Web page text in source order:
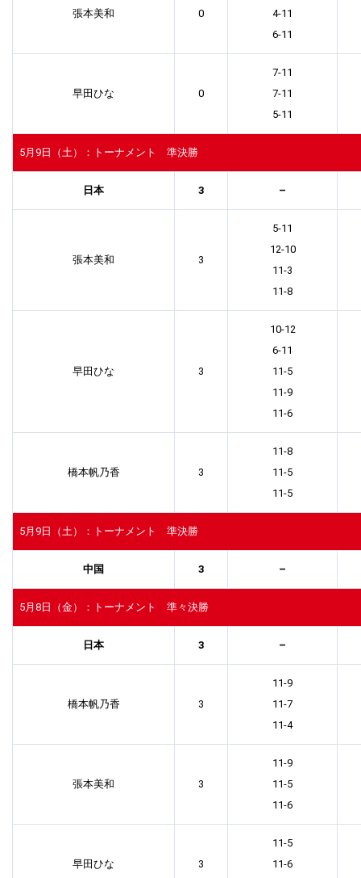
張本美和 0
4-11
6-11
早田ひな 0
7-11
7-11
5-11
5月9日（土）：トーナメント 準決勝
日本 3 –
張本美和 3
5-11
12-10
11-3
11-8
早田ひな 3
10-12
6-11
11-5
11-9
11-6
橋本帆乃香 3
11-8
11-5
11-5
5月9日（土）：トーナメント 準決勝
中国 3 –
5月8日（金）：トーナメント 準々決勝
日本 3 –
橋本帆乃香 3
11-9
11-7
11-4
張本美和 3
11-9
11-5
11-6
早田ひな 3
11-5
11-6